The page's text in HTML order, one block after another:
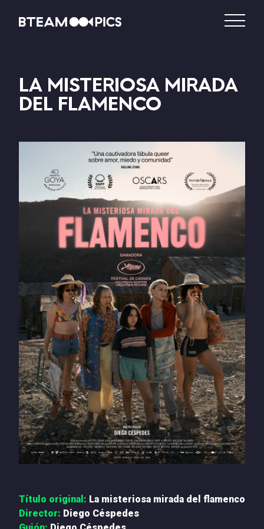
DISTRIBUCIÓN
PRODUCCIÓN
VIDEO – VOD
CATÁLOGO
PRENSA
NOTICIAS
QUIÉNES SOMOS
CONTACTO
LA MISTERIOSA MIRADA
DEL FLAMENCO
Título original: La misteriosa mirada del flamenco
Director: Diego Céspedes